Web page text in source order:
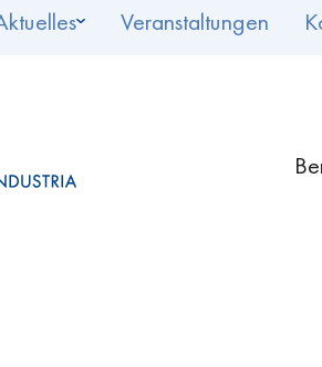
Veranstaltungen